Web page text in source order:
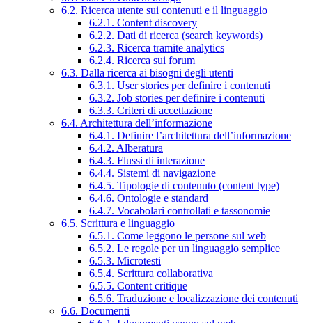
6.2. Ricerca utente sui contenuti e il linguaggio
6.2.1. Content discovery
6.2.2. Dati di ricerca (search keywords)
6.2.3. Ricerca tramite analytics
6.2.4. Ricerca sui forum
6.3. Dalla ricerca ai bisogni degli utenti
6.3.1. User stories per definire i contenuti
6.3.2. Job stories per definire i contenuti
6.3.3. Criteri di accettazione
6.4. Architettura dell’informazione
6.4.1. Definire l’architettura dell’informazione
6.4.2. Alberatura
6.4.3. Flussi di interazione
6.4.4. Sistemi di navigazione
6.4.5. Tipologie di contenuto (content type)
6.4.6. Ontologie e standard
6.4.7. Vocabolari controllati e tassonomie
6.5. Scrittura e linguaggio
6.5.1. Come leggono le persone sul web
6.5.2. Le regole per un linguaggio semplice
6.5.3. Microtesti
6.5.4. Scrittura collaborativa
6.5.5. Content critique
6.5.6. Traduzione e localizzazione dei contenuti
6.6. Documenti